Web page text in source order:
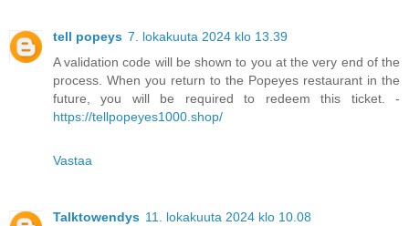
tell popeys 7. lokakuuta 2024 klo 13.39
A validation code will be shown to you at the very end of the
process. When you return to the Popeyes restaurant in the
future, you will be required to redeem this ticket. -
https://tellpopeyes1000.shop/
Vastaa
Talktowendys 11. lokakuuta 2024 klo 10.08